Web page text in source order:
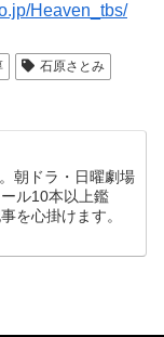
Heaven_tbs/
石原さとみ
朝ドラ・日曜劇場
ル10本以上鑑
を心掛けます。